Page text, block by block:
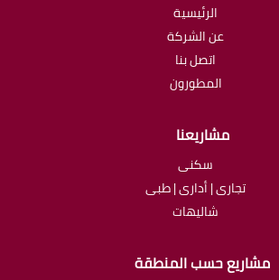
الرئيسية
عن الشركة
اتصل بنا
المطورون
مشاريعنا
سكنى
تجارى | أدارى | طبى
شاليهات
مشاريع حسب المنطقة